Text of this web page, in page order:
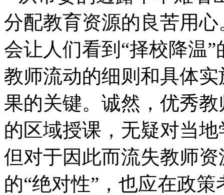
分配教育资源的良苦用
会让人们看到“择校降温
教师流动的细则和具体
果的关键。诚然，优秀
的区域授课，无疑对当
但对于因此而流失教师
的“绝对性”，也应在政